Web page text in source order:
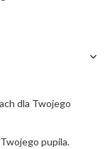
dla Twojego
pupila.